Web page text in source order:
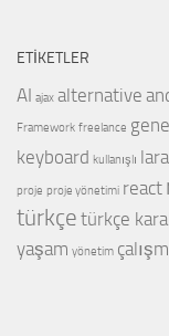
ETIKETLER
AI ajax alternative
Framework freelance
keyboard kullanışlı
proje proje yönetimi react
türkçe türkçe
yaşam yönetim